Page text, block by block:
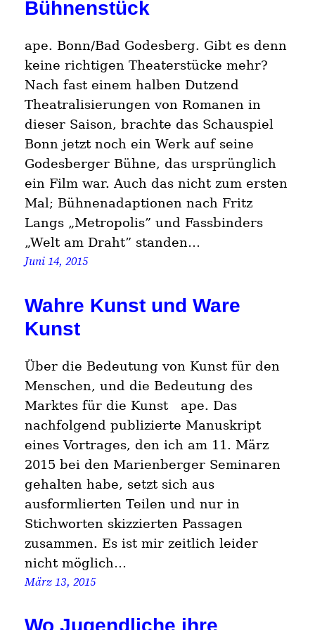
Bühnenstück
ape. Bonn/Bad Godesberg. Gibt es denn
keine richtigen Theaterstücke mehr?
Nach fast einem halben Dutzend
Theatralisierungen von Romanen in
dieser Saison, brachte das Schauspiel
Bonn jetzt noch ein Werk auf seine
Godesberger Bühne, das ursprünglich
ein Film war. Auch das nicht zum ersten
Mal; Bühnenadaptionen nach Fritz
Langs „Metropolis” und Fassbinders
„Welt am Draht” standen…
Juni 14, 2015
Wahre Kunst und Ware
Kunst
Über die Bedeutung von Kunst für den
Menschen, und die Bedeutung des
Marktes für die Kunst ape. Das
nachfolgend publizierte Manuskript
eines Vortrages, den ich am 11. März
2015 bei den Marienberger Seminaren
gehalten habe, setzt sich aus
ausformlierten Teilen und nur in
Stichworten skizzierten Passagen
zusammen. Es ist mir zeitlich leider
nicht möglich…
März 13, 2015
Wo Jugendliche ihre